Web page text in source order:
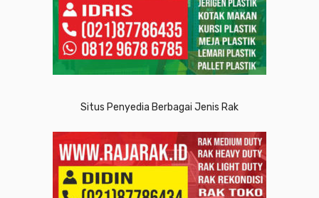
Situs Penyedia Berbagai Jenis Rak